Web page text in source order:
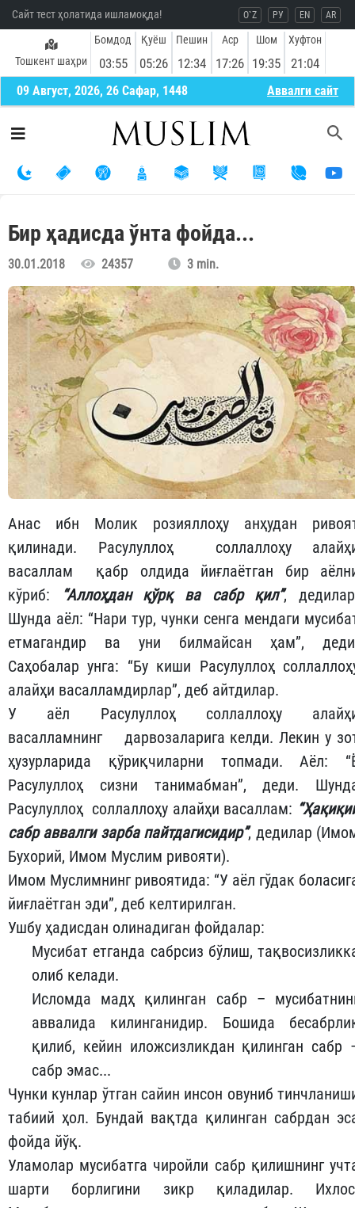
Сайт тест ҳолатида ишламоқда! O`Z РУ EN AR
Тошкент шаҳри
Бомдод
03:55
Қуёш
05:26
Пешин
12:34
Аср
17:26
Шом
19:35
Хуфтон
21:04
09 Август, 2026, 26 Сафар, 1448 Aввалги сайт
Бир ҳадисда ўнта фойда...
30.01.2018 24357 3 min.
Анас ибн Молик розияллоҳу анҳудан
қилинади. Расулуллоҳ соллаллоҳу
васаллам қабр олдида йиғлаётган бир
кўриб:
“Аллоҳдан қўрқ ва сабр қил”,
Шунда аёл: “Нари тур, чунки сенга мендаги
етмагандир ва уни билмайсан ҳам”,
Саҳобалар унга: “Бу киши Расулуллоҳ
алайҳи васалламдирлар”, деб айтдилар.
У аёл Расулуллоҳ соллаллоҳу
васалламнинг дарвозаларига келди. Лекин у
ҳузурларида қўриқчиларни топмади. Аёл:
Расулуллоҳ сизни танимабман”, деди.
Расулуллоҳ соллаллоҳу алайҳи васаллам: “
сабр аввалги зарба пайтдагисидир”, дедилар
Бухорий, Имом Муслим ривояти).
Имом Муслимнинг ривоятида: “У аёл гўдак
йиғлаётган эди”, деб келтирилган.
Ушбу ҳадисдан олинадиган фойдалар:
Мусибат етганда сабрсиз бўлиш,
олиб келади.
Исломда мадҳ қилинган сабр –
аввалида килинганидир. Бошида
қилиб, кейин иложсизликдан қилинган сабр
сабр эмас...
Чунки кунлар ўтган сайин инсон овуниб
табиий ҳол. Бундай вақтда қилинган сабрдан
фойда йўқ.
Уламолар мусибатга чиройли сабр қилишнинг
шарти борлигини зикр қиладилар.